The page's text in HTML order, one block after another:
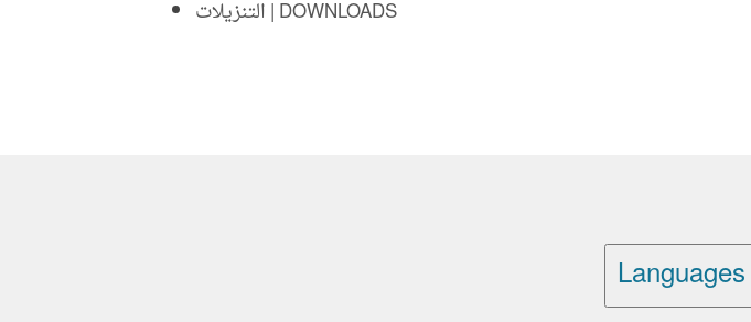
التنزيلات | DOWNLOADS